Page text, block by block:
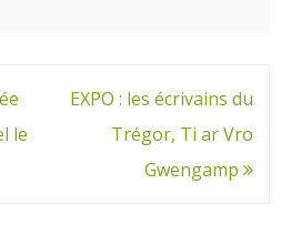
le
EXPO : les écrivains du
Trégor, Ti ar Vro
Gwengamp